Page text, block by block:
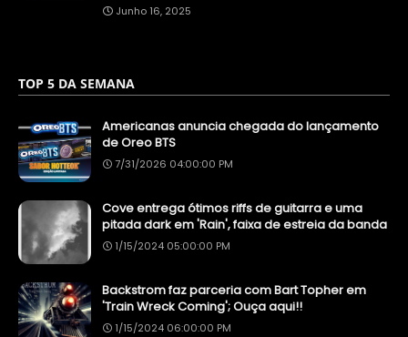
Junho 16, 2025
TOP 5 DA SEMANA
Americanas anuncia chegada do lançamento
de Oreo BTS
7/31/2026 04:00:00 PM
Cove entrega ótimos riffs de guitarra e uma
pitada dark em 'Rain', faixa de estreia da banda
1/15/2024 05:00:00 PM
Backstrom faz parceria com Bart Topher em
'Train Wreck Coming'; Ouça aqui!!
1/15/2024 06:00:00 PM